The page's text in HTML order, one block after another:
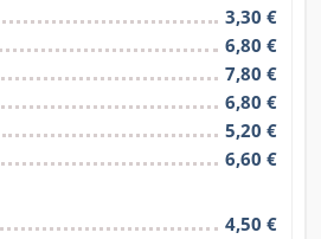
3,30 €
6,80 €
7,80 €
6,80 €
5,20 €
6,60 €
4,50 €